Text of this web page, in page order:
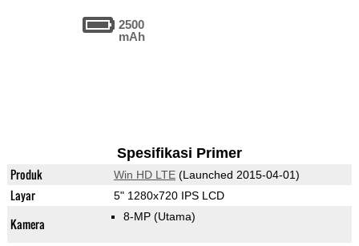
2500
mAh
Spesifikasi Primer
Produk Win HD LTE(Launched 2015-04-01)
Layar 5" 1280x720 IPS LCD
Kamera 8-MP (Utama)